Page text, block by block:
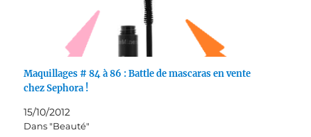
Maquillages # 84 à 86 : Battle de mascaras en vente
chez Sephora !
15/10/2012
Dans "Beauté"